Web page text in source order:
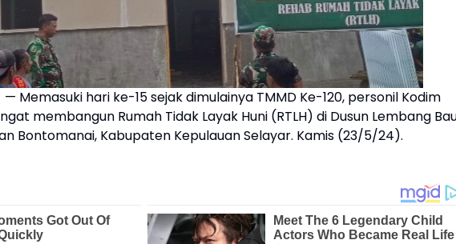
— Memasuki hari ke-15 sejak dimulainya TMMD Ke-120, personil Kodim
membangun Rumah Tidak Layak Huni (RTLH) di Dusun Lembang
Bontomanai, Kabupaten Kepulauan Selayar. Kamis (23/5/24).